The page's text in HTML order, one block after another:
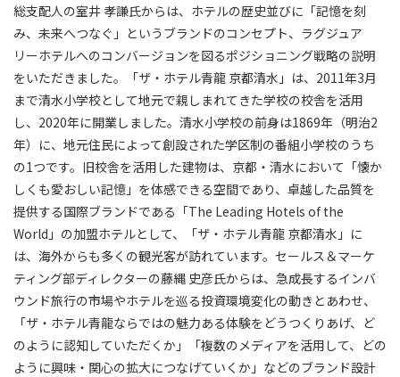
総支配人の室井 孝謙氏からは、ホテルの歴史並びに「記憶を刻
み、未来へつなぐ」というブランドのコンセプト、ラグジュア
リーホテルへのコンバージョンを図るポジショニング戦略の説明
をいただきました。「ザ・ホテル青龍 京都清水」は、2011年3月
まで清水小学校として地元で親しまれてきた学校の校舎を活用
し、2020年に開業しました。清水小学校の前身は1869年（明治2
年）に、地元住民によって創設された学区制の番組小学校のうち
の1つです。旧校舎を活用した建物は、京都・清水において「懐か
しくも愛おしい記憶」を体感できる空間であり、卓越した品質を
提供する国際ブランドである「The Leading Hotels of the
World」の加盟ホテルとして、「ザ・ホテル青龍 京都清水」に
は、海外からも多くの観光客が訪れています。セールス＆マーケ
ティング部ディレクターの藤縄 史彦氏からは、急成長するインバ
ウンド旅行の市場やホテルを巡る投資環境変化の動きとあわせ、
「ザ・ホテル青龍ならではの魅力ある体験をどうつくりあげ、ど
のように認知していただくか」「複数のメディアを活用して、どの
ように興味・関心の拡大につなげていくか」などのブランド設計